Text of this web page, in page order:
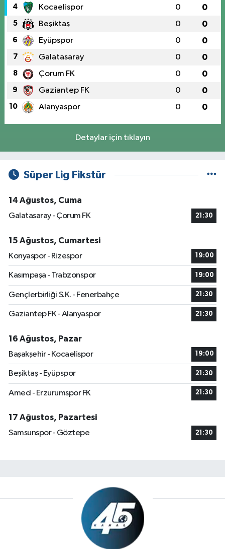
4 Kocaelispor 0 0
5 Beşiktaş 0 0
6 Eyüpspor 0 0
7 Galatasaray 0 0
8 Çorum FK 0 0
9 Gaziantep FK 0 0
10 Alanyaspor 0 0
Detaylar için tıklayın
Süper Lig Fikstür
14 Ağustos, Cuma
Galatasaray - Çorum FK
21:30
15 Ağustos, Cumartesi
Konyaspor - Rizespor
19:00
Kasımpaşa - Trabzonspor 19:00
Gençlerbirliği S.K. - Fenerbahçe 21:30
Gaziantep FK - Alanyaspor 21:30
16 Ağustos, Pazar
Başakşehir - Kocaelispor
19:00
Beşiktaş - Eyüpspor 21:30
Amed - Erzurumspor FK 21:30
17 Ağustos, Pazartesi
Samsunspor - Göztepe
21:30